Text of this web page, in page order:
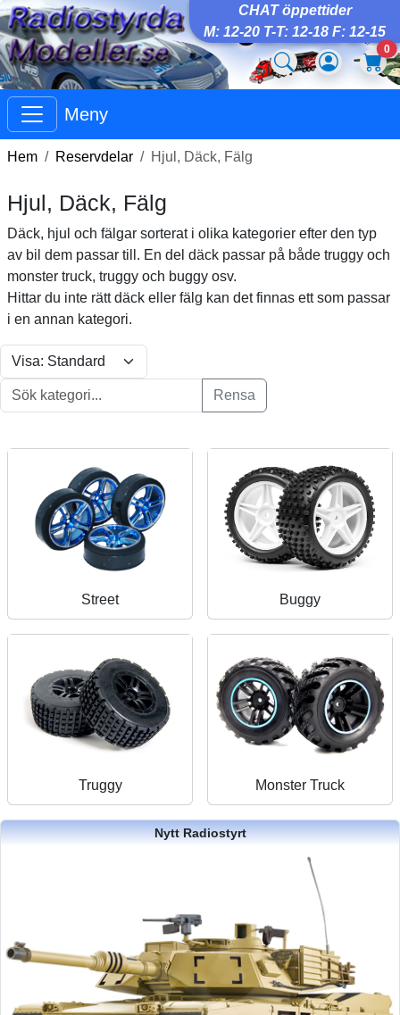
CHAT öppettider
M: 12-20 T-T: 12-18 F: 12-15
0
Meny
Hem Reservdelar Hjul, Däck, Fälg
Hjul, Däck, Fälg
Däck, hjul och fälgar sorterat i olika kategorier efter den typ
av bil dem passar till. En del däck passar på både truggy och
monster truck, truggy och buggy osv.
Hittar du inte rätt däck eller fälg kan det finnas ett som passar
i en annan kategori.
Rensa
Street Buggy
Truggy Monster Truck
Nytt Radiostyrt